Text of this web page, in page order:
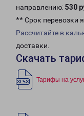
направлению: 530
** Срок перевозки
Рассчитайте в
доставки.
Скачать
Тарифы на